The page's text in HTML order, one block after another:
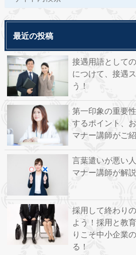
最近の投稿
接遇用語として
につけて、接遇
う！
第一印象の重要
するポイント、
マナー講師がご
言葉遣いが悪い
マナー講師が解
採用して終わり
よう！採用と教
りこそ中小企業
る！